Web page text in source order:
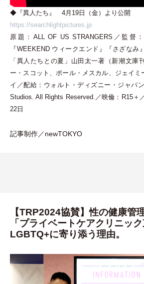
◆『異人たち』 4月19日 （金） より公開
https://searchlightpictures.jp
原題：ALL OF US STRANGERS／監督
『WEEKEND ウィークエンド』『さざなみ
「 異人たちとの夏 」 山田太一著 （ 新潮文庫刊
ー ・ スコット、ポール・ メスカル、ジェイミ
イ／配給：ウォルト ・ディズニー ・ ジャパ
Studios. All Rights Reserved.／映倫：R15＋
22日
記事制作／newTOKYO
【TRP2024協賛】性の健康管
「プライベートケアクリニッ
LGBTQ+に寄り添う理由。